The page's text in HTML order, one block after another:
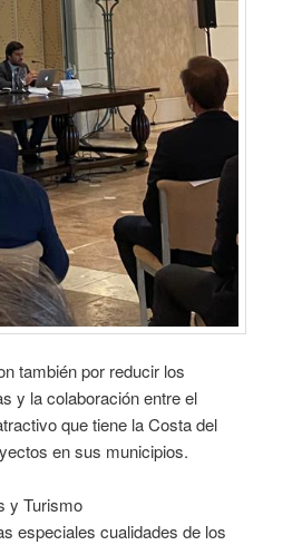
también por reducir los
y la colaboración entre el
que tiene la Costa del
en sus municipios.
y Turismo
especiales cualidades de los